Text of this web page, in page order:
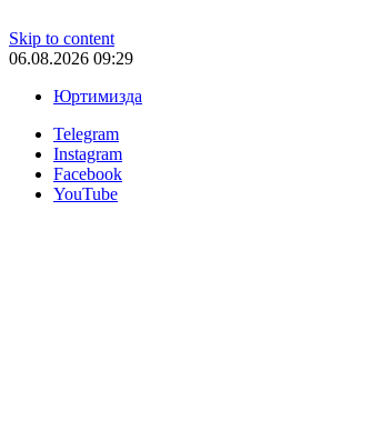
Skip to content
06.08.2026 09:29
Юртимизда
Telegram
Instagram
Facebook
YouTube